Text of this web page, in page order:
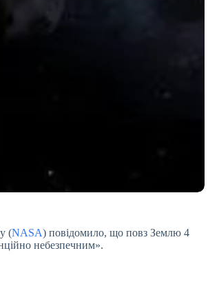
(NASA) повідомило, що повз Землю 4
небезпечним».